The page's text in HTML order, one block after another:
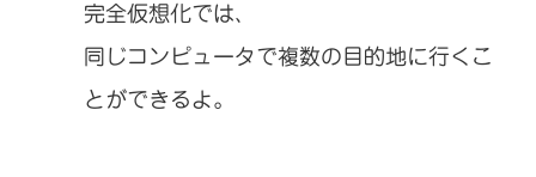
完全仮想化では、
同じコンピュータで複数の目的地に行くこ
とができるよ。